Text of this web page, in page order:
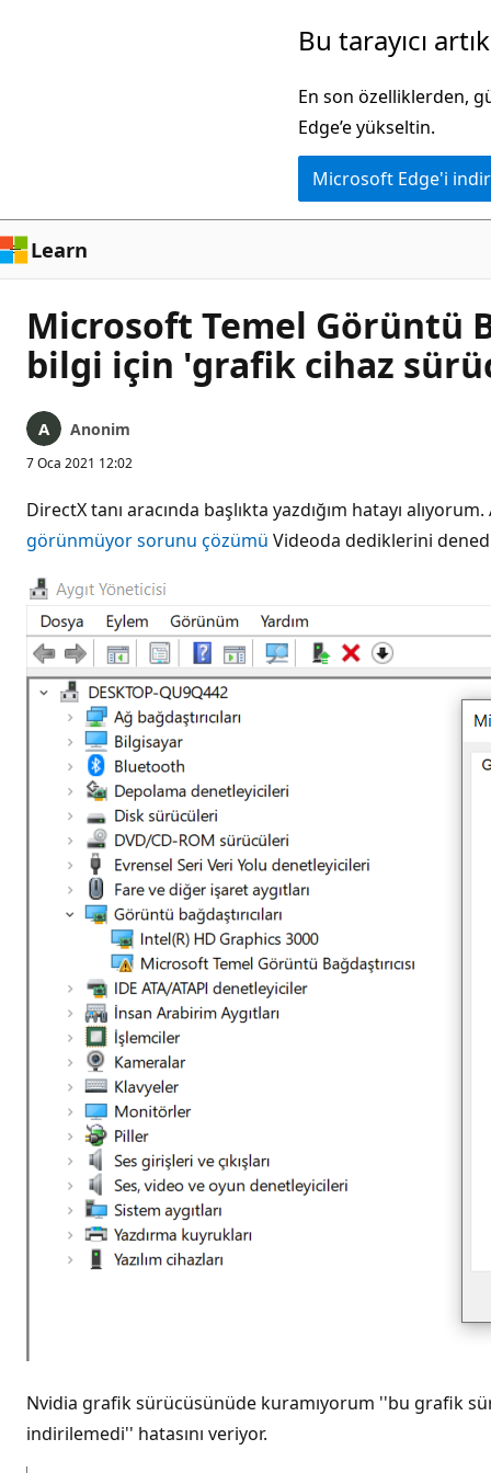
Bu tarayıcı
En son özelliklerden,
Edge’e yükseltin.
Microsoft Edge'i
Learn
Microsoft Temel Görüntü
bilgi için 'grafik cihaz
Anonim
7 Oca 2021 12:02
DirectX tanı aracında başlıkta yazdığım hatayı
görünmüyor sorunu çözümü Videoda dediklerini
Nvidia grafik sürücüsünüde kuramıyorum ''bu grafik
indirilemedi'' hatasını veriyor.